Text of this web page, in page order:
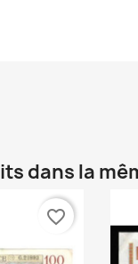
dans la
favorite_border